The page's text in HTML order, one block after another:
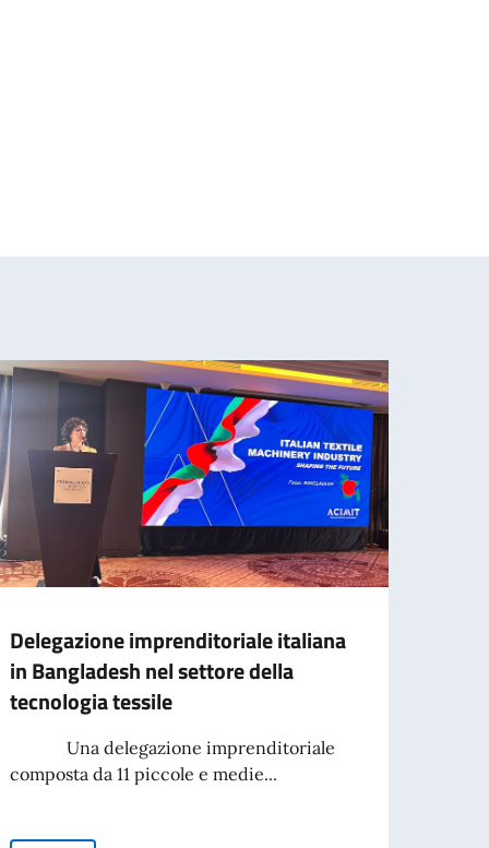
Delegazione imprenditoriale italiana
in Bangladesh nel settore della
tecnologia tessile
Una delegazione imprenditoriale
composta da 11 piccole e medie...